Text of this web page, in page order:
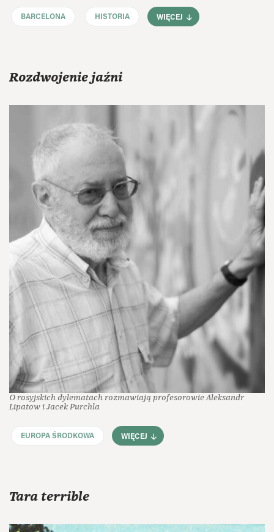
BARCELONA HISTORIA WIĘCEJ
Rozdwojenie jaźni
O rosyjskich dylematach rozmawiają profesorowie Aleksandr
Lipatow i Jacek Purchla
EUROPA ŚRODKOWA WIĘCEJ
Tara terrible